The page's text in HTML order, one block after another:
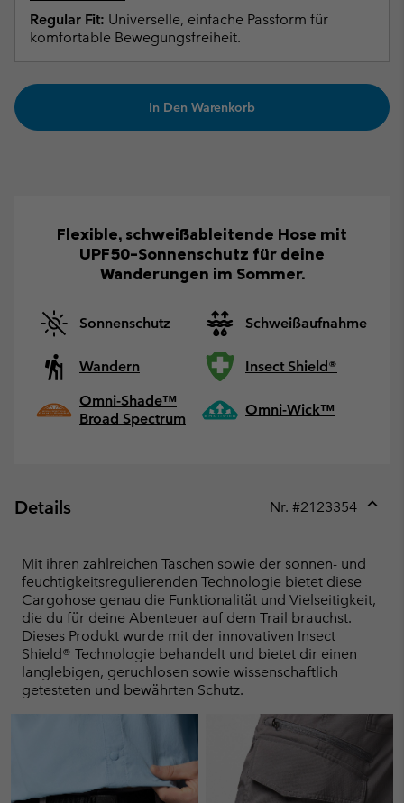
Regular Fit: Universelle, einfache Passform für
komfortable Bewegungsfreiheit.
In Den Warenkorb
Flexible, schweißableitende Hose mit
UPF50-Sonnenschutz für deine
Wanderungen im Sommer.
Sonnenschutz Schweißaufnahme
Wandern
Insect Shield®
Omni-Shade™
Broad Spectrum
Omni-Wick™
Details Nr. #2123354
Mit ihren zahlreichen Taschen sowie der sonnen- und
feuchtigkeitsregulierenden Technologie bietet diese
Cargohose genau die Funktionalität und Vielseitigkeit,
die du für deine Abenteuer auf dem Trail brauchst.
Dieses Produkt wurde mit der innovativen Insect
Shield® Technologie behandelt und bietet dir einen
langlebigen, geruchlosen sowie wissenschaftlich
getesteten und bewährten Schutz.